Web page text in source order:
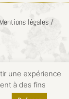
légales /
une expérience
à des fins